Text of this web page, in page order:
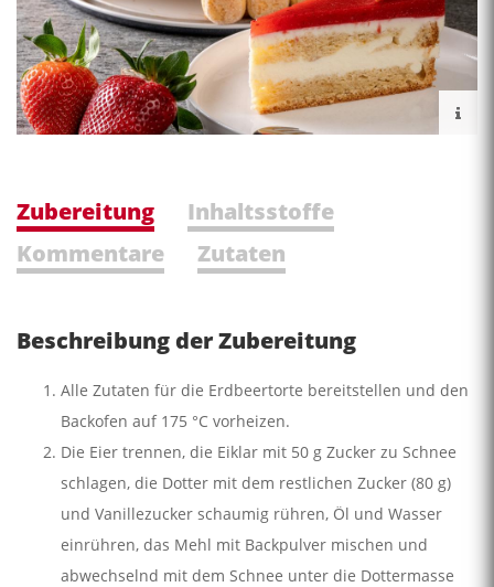
Zubereitung
Inhaltsstoffe
Kommentare
Zutaten
Beschreibung der Zubereitung
Alle Zutaten für die Erdbeertorte bereitstellen und den
Backofen auf 175 °C vorheizen.
Die Eier trennen, die Eiklar mit 50 g Zucker zu Schnee
schlagen, die Dotter mit dem restlichen Zucker (80 g)
und Vanillezucker schaumig rühren, Öl und Wasser
einrühren, das Mehl mit Backpulver mischen und
abwechselnd mit dem Schnee unter die Dottermasse